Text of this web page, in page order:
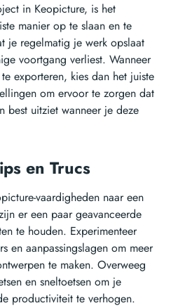
in Keopicture, is het
manier op te slaan en te
je regelmatig je werk opslaat
voortgang verliest. Wanneer
exporteren, kies dan het juiste
om ervoor te zorgen dat
uitziet wanneer je deze
en Trucs
vaardigheden naar een
er een paar geavanceerde
te houden. Experimenteer
en aanpassingslagen om meer
te maken. Overweeg
en sneltoetsen om je
productiviteit te verhogen.